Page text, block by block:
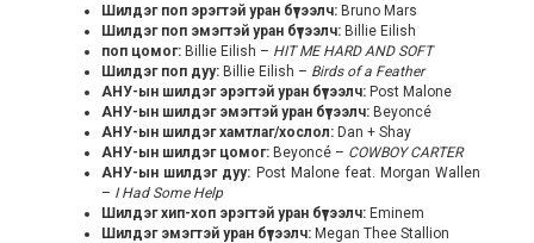
Шилдэгпоп эрэгтэй уран бүтээлч:Bruno Mars
Шилдэгпоп эмэгтэй уран бүтээлч:Billie Eilish
поп цомог:Billie Eilish – HIT ME HARD AND SOFT
Шилдэг поп дуу:Billie Eilish – Birds of a Feather
АНУ-ын шилдэг эрэгтэй уран бүтээлч:Post Malone
АНУ-ын шилдэг эмэгтэй уран бүтээлч:Beyoncé
АНУ-ын шилдэгхамтлаг/хослол:Dan + Shay
АНУ-ын шилдэг цомог:Beyoncé – COWBOY CARTER
АНУ-ын шилдэг дуу: Post Malone feat. Morgan Wallen
– I Had Some Help
Шилдэгхип-хоп эрэгтэй уран бүтээлч:Eminem
Шилдэгэмэгтэй уран бүтээлч:Megan Thee Stallion